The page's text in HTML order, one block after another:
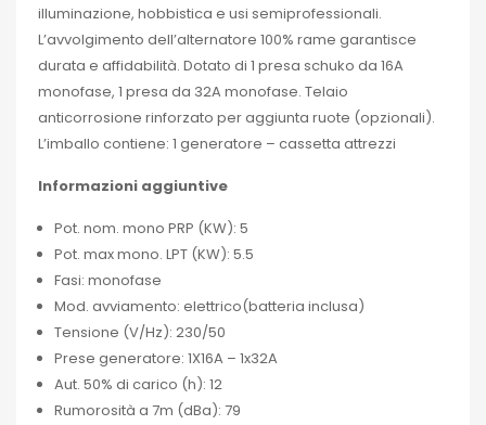
illuminazione, hobbistica e usi semiprofessionali.
L’avvolgimento dell’alternatore 100% rame garantisce
durata e affidabilità. Dotato di 1 presa schuko da 16A
monofase, 1 presa da 32A monofase. Telaio
anticorrosione rinforzato per aggiunta ruote (opzionali).
L’imballo contiene: 1 generatore – cassetta attrezzi
Informazioni aggiuntive
Pot. nom. mono PRP (KW): 5
Pot. max mono. LPT (KW): 5.5
Fasi: monofase
Mod. avviamento: elettrico(batteria inclusa)
Tensione (V/Hz): 230/50
Prese generatore: 1X16A – 1x32A
Aut. 50% di carico (h): 12
Rumorosità a 7m (dBa): 79